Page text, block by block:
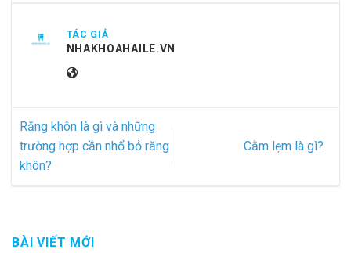
TÁC GIẢ
NHAKHOAHAILE.VN
Răng khôn là gì và những
trường hợp cần nhổ bỏ răng
khôn?
Cằm lẹm là gì?
BÀI VIẾT MỚI